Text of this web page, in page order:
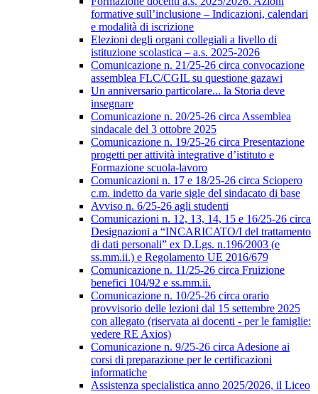
formative sull’inclusione – Indicazioni, calendari
e modalità di iscrizione
Elezioni degli organi collegiali a livello di
istituzione scolastica – a.s. 2025-2026
Comunicazione n. 21/25-26 circa convocazione
assemblea FLC/CGIL su questione gazawi
Un anniversario particolare... la Storia deve
insegnare
Comunicazione n. 20/25-26 circa Assemblea
sindacale del 3 ottobre 2025
Comunicazione n. 19/25-26 circa Presentazione
progetti per attività integrative d’istituto e
Formazione scuola-lavoro
Comunicazioni n. 17 e 18/25-26 circa Sciopero
c.m. indetto da varie sigle del sindacato di base
Avviso n. 6/25-26 agli studenti
Comunicazioni n. 12, 13, 14, 15 e 16/25-26 circa
Designazioni a “INCARICATO/I del trattamento
di dati personali” ex D.Lgs. n.196/2003 (e
ss.mm.ii.) e Regolamento UE 2016/679
Comunicazione n. 11/25-26 circa Fruizione
benefici 104/92 e ss.mm.ii.
Comunicazione n. 10/25-26 circa orario
provvisorio delle lezioni dal 15 settembre 2025
con allegato (riservata ai docenti - per le famiglie:
vedere RE Axios)
Comunicazione n. 9/25-26 circa Adesione ai
corsi di preparazione per le certificazioni
informatiche
Assistenza specialistica anno 2025/2026, il Liceo